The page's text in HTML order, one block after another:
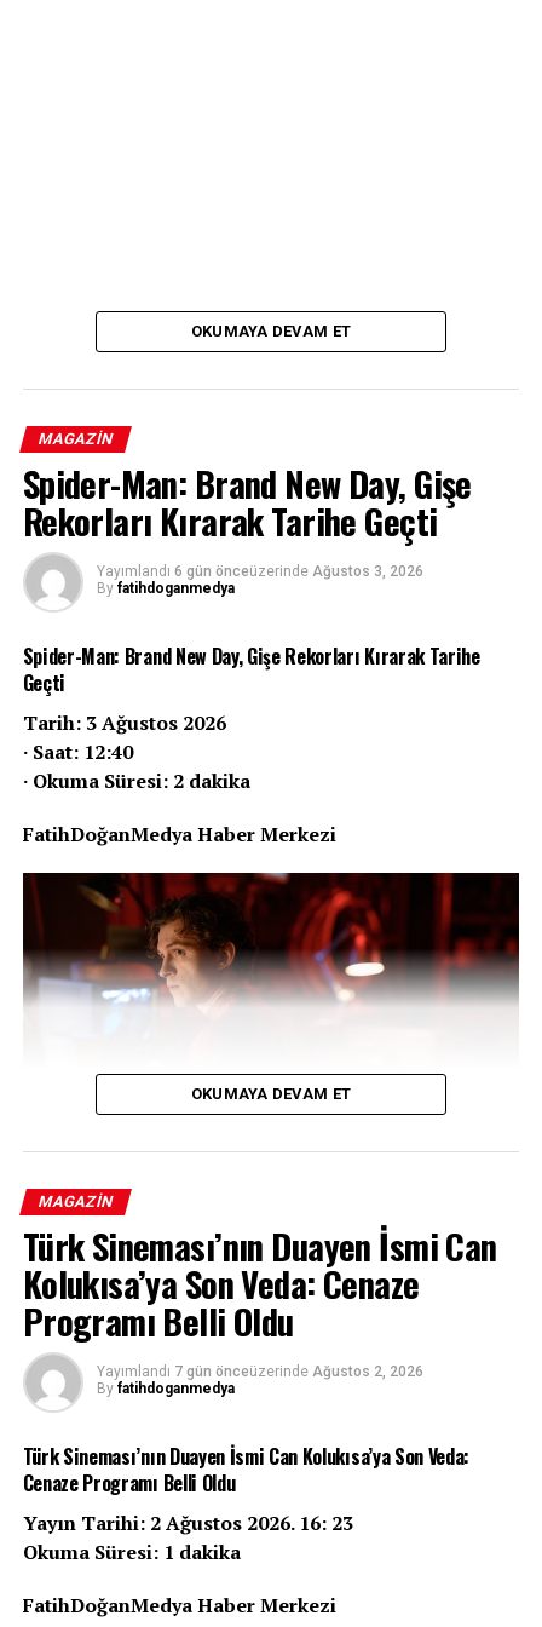
OKUMAYA DEVAM ET
MAGAZIN
Spider-Man: Brand New Day, Gişe
Rekorları Kırarak Tarihe Geçti
Yayımlandı 6 gün önceüzerinde Ağustos 3, 2026
By fatihdoganmedya
Spider-Man: Brand New Day, Gişe Rekorları Kırarak Tarihe
Geçti
Tarih: 3 Ağustos 2026
· Saat: 12:40
· Okuma Süresi: 2 dakika
FatihDoğanMedya Haber Merkezi
Marvel Sinematik Evreni’nin merakla beklenen yapımı
“Spider-Man: Brand New Day”, vizyona girdiği ilk dört
günde dünya çapında 927 milyon dolar hasılat elde
ederek adını sinema tarihine altın harflerle yazdırdı.
Tom Holland’ın Peter Parker rolüyle dördüncü kez
izleyici karşısına çıktığı yapım, tüm zamanların en
927 Milyon Dolarlık Dev Açılış
Sony Pictures ve Marvel Studios ortak yapımı “Spider-
Man: Brand New Day”, vizyondaki ilk dört gününde
ulaştı. Bu rakam, filmin sinema salonlarında adeta bir
OKUMAYA DEVAM ET
MAGAZIN
Türk Sineması’nın Duayen İsmi Can
Kolukısa’ya Son Veda: Cenaze
Programı Belli Oldu
Yayımlandı 7 gün önceüzerinde Ağustos 2, 2026
By fatihdoganmedya
Türk Sineması’nın Duayen İsmi Can Kolukısa’ya Son Veda:
Cenaze Programı Belli Oldu
Yayın Tarihi: 2 Ağustos 2026. 16: 23
Okuma Süresi: 1 dakika
FatihDoğanMedya Haber Merkezi